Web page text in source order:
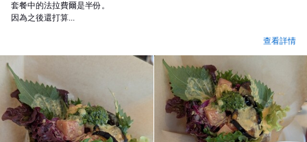
套餐中的法拉費爾是半份。
因為之後還打算...
查看詳情